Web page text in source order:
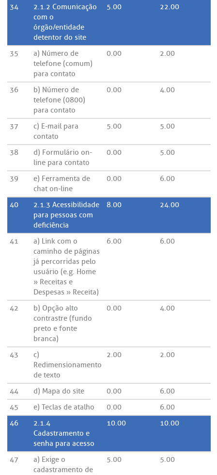
34
2.1.2 Comunicação
com o
órgão/entidade
detentor do site
5.00 22.00
35
a) Número de
telefone (comum)
para contato
0.00 2.00
36
b) Número de
telefone (0800)
para contato
0.00 4.00
37
c) E-mail para
contato
5.00 5.00
38
d) Formulário on-
line para contato
0.00 5.00
39
e) Ferramenta de
chat on-line
0.00 6.00
40
2.1.3 Acessibilidade
para pessoas com
deficiência
8.00 24.00
41
a) Link com o
caminho de páginas
já percorridas pelo
usuário (e.g. Home
» Receitas e
Despesas » Receita)
6.00 6.00
42
b) Opção alto
contrastre (fundo
preto e fonte
branca)
0.00 4.00
43
c)
Redimensionamento
de texto
2.00 2.00
44 d) Mapa do site 0.00
6.00
45
e) Teclas de atalho 0.00
6.00
46
2.1.4
Cadastramento e
senha para acesso
10.00 10.00
47
a) Exige o
cadastramento de
5.00 5.00